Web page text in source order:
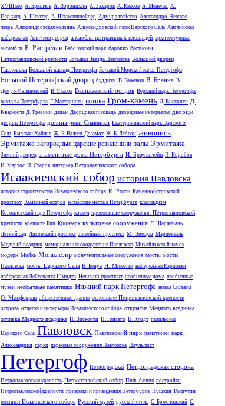
XVIII век А. Брюллов А. Воронихин А. Захаров А. Квасов А. Менелас А.
Парланд А. Шлютер А. Штакеншнейдер Адмиралтейство Александро-Невская
лавра Александровская колонна Александровский парк Царского Села Английская
набережная Аничков дворец ансамбль центральных площадей архитектурные
ансамбли Б. Растрелли Баболовский парк барокко бастионы
Петропавловской крепости Большая Звезда Павловска Большой дворец
Павловска Большой каскад Петергофа Большой Морской канал Петергофа
Большой Петергофский дворец буддизм В. Баженов В. Бренна В.
Демут-Малиновский В. Стасов Васильевский остров Верхний парк Петергофа
вокзалы Петербурга Г. Маттарнови готика Гром-камень Д. Висконти Д.
Кваренги Д. Трезини дацан Дворцовая площадь дворцовые интерьеры дворцы
дворцы Петергофа долина реки Славянки Екатерининский парк Царского
Села Емельян Хайлов Ж.-Б. Валлен-Деламот Ж.-Б. Леблон живопись
Эрмитажа загородные царские резиденции залы Эрмитажа
Зимний дворец знаменитые дома Петербурга И. Браунштейн И. Коробов
И. Мартос И. Старов интерьер Петропавловского собора
Исаакиевский собор история Павловска
история строительства Исаакиевского собора К. Росси Каменноостровский
проспект Каменный остров китайские места в Петербурге классицизм
Колонистский парк Петергофа костел крепостные сооружения Петропавловской
крепости крепость Бип Кронверк культовые сооружения Л. Шарлемань
Летний сад Лиговский проспект Литейный проспект М. Земцов Мариенталь
Медный всадник мемориальные сооружения Павловска Михайловский замок
модерн Мойка Монплезир монументальные сооружения мосты мосты
Павловска мосты Царского Села Н. Бенуа Н. Микетти набережная Карповки
набережная Лейтенанта Шмидта Невский проспект необычные дома необычные
музеи необычные памятники Нижний парк Петергофа новая Сильвия
О. Монферран общественные здания основание Петропавловской крепости
острова отделка и интерьеры Исаакиевского собора открытие Медного всадника
отливка Медного всадника П. Висконти П. Гонзаго П. Клодт павильоны
Царского Села Павловск Павловский парк памятники парк
Александрия парки парковые сооружения Павловска Паульлюст
Петергоф Петроградская Петроградская сторона
Петропавловская крепость Петропавловский собор Пиль-башня постройки
Петропавловской крепости призраки и привидения Петербурга Пушкин Распутин
росписи Исаакиевского собора Русский музей русский стиль С. Бржозовский С.